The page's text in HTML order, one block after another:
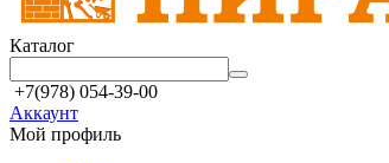
Каталог
+7(978) 054-39-00
Аккаунт
Мой профиль